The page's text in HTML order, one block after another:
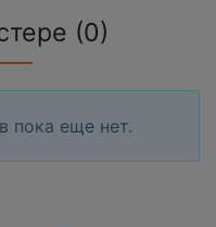
(0)
пока еще нет.